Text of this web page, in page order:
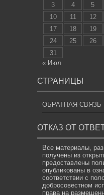
3
4 5
10
11 12
17
18 19
24
25 26
31
« Июл
СТРАНИЦЫ
ОБРАТНАЯ СВЯЗЬ
ОТКАЗ ОТ
Все материалы,
получены из
предоставлены
опубликованы в
соответствии с
добросовестном
права на